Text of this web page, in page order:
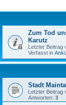
Zum Tod
Karutz
Letzter Beitrag
Verfasst in
Stadt
Letzter Beitrag
Antworten: 3